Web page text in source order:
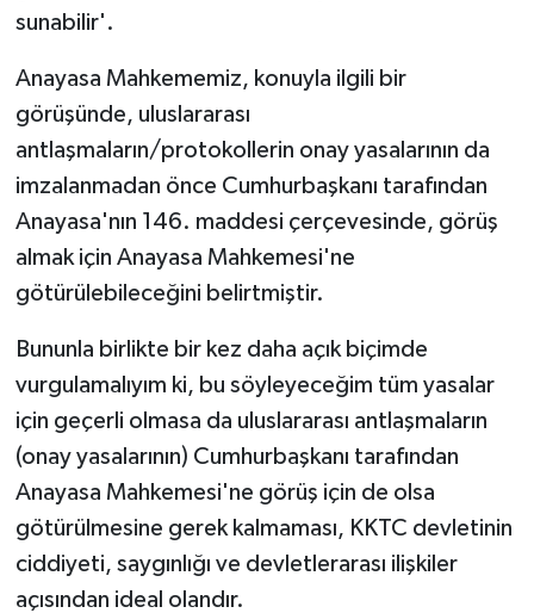
sunabilir'.
Anayasa Mahkememiz, konuyla ilgili bir
görüşünde, uluslararası
antlaşmaların/protokollerin onay yasalarının da
imzalanmadan önce Cumhurbaşkanı tarafından
Anayasa'nın 146. maddesi çerçevesinde, görüş
almak için Anayasa Mahkemesi'ne
götürülebileceğini belirtmiştir.
Bununla birlikte bir kez daha açık biçimde
vurgulamalıyım ki, bu söyleyeceğim tüm yasalar
için geçerli olmasa da uluslararası antlaşmaların
(onay yasalarının) Cumhurbaşkanı tarafından
Anayasa Mahkemesi'ne görüş için de olsa
götürülmesine gerek kalmaması, KKTC devletinin
ciddiyeti, saygınlığı ve devletlerarası ilişkiler
açısından ideal olandır.